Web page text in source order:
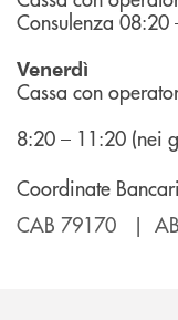
Consulenza
Venerdì
Cassa con
8:20 – 11:20 (nei
Coordinate
CAB 79170 |